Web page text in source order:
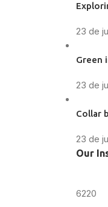
23 de
Green
23 de
Collar
23 de
Our
6220